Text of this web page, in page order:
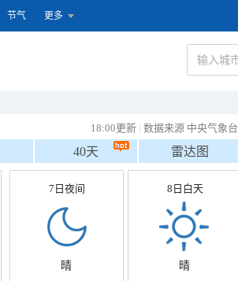
节气 更多
18:00更新 | 数据来源 中央气象台
40天 雷达图
7日夜间
晴
8日白天
晴